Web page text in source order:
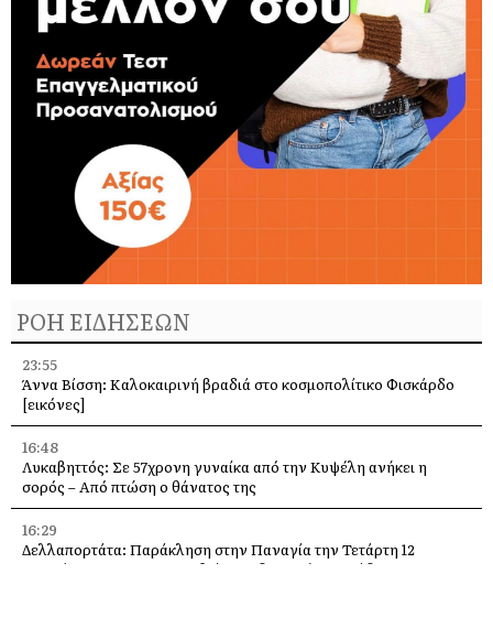
ΡΟΗ ΕΙΔΗΣΕΩΝ
23:55
Άννα Βίσση: Καλοκαιρινή βραδιά στο κοσμοπολίτικο Φισκάρδο
[εικόνες]
16:48
Λυκαβηττός: Σε 57χρονη γυναίκα από την Κυψέλη ανήκει η
σορός – Από πτώση ο θάνατος της
16:29
Δελλαπορτάτα: Παράκληση στην Παναγία την Τετάρτη 12
Αυγούστου –Θα προσφερθεί παραδοσιακή ριγανάδα